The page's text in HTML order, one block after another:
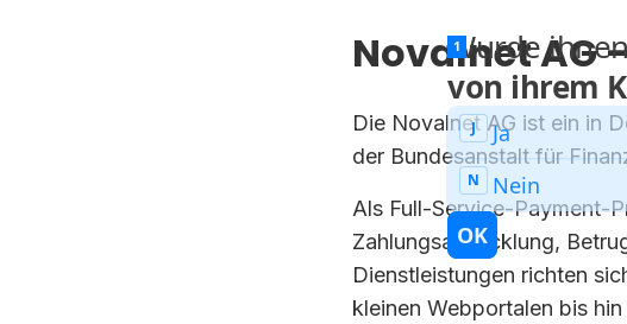
Novalnet AG
Die Novalnet AG ist ein in
der Bundesanstalt für
Als Full-Service-Payment-
Zahlungsabwicklung,
Dienstleistungen richten
kleinen Webportalen bis